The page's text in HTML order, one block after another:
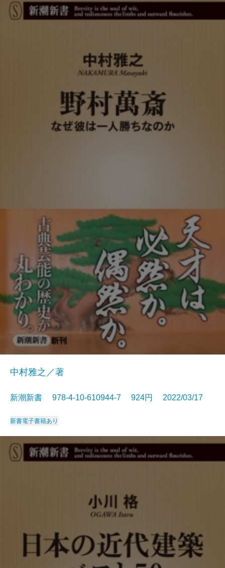
中村雅之／著
新潮新書 978-4-10-610944-7 924円 2022/03/17
新書電子書籍あり